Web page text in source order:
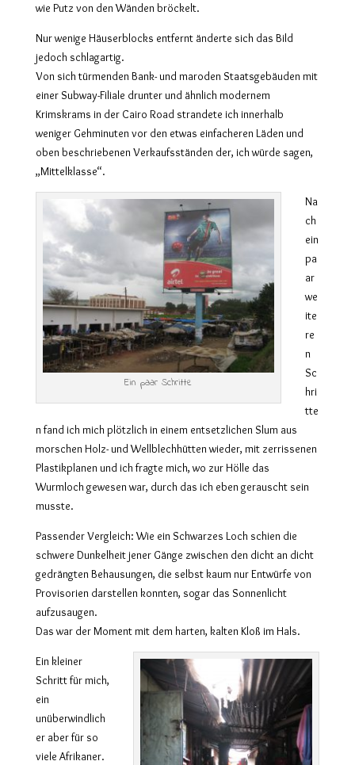
wie Putz von den Wänden bröckelt.
Nur wenige Häuserblocks entfernt änderte sich das Bild
jedoch schlagartig.
Von sich türmenden Bank- und maroden Staatsgebäuden mit
einer Subway-Filiale drunter und ähnlich modernem
Krimskrams in der Cairo Road strandete ich innerhalb
weniger Gehminuten vor den etwas einfacheren Läden und
oben beschriebenen Verkaufsständen der, ich würde sagen,
„Mittelklasse“.
Ein paar Schritte
Na
ch
ein
pa
ar
we
ite
re
n
Sc
hri
tte
n fand ich mich plötzlich in einem entsetzlichen Slum aus
morschen Holz- und Wellblechhütten wieder, mit zerrissenen
Plastikplanen und ich fragte mich, wo zur Hölle das
Wurmloch gewesen war, durch das ich eben gerauscht sein
musste.
Passender Vergleich: Wie ein Schwarzes Loch schien die
schwere Dunkelheit jener Gänge zwischen den dicht an dicht
gedrängten Behausungen, die selbst kaum nur Entwürfe von
Provisorien darstellen konnten, sogar das Sonnenlicht
aufzusaugen.
Das war der Moment mit dem harten, kalten Kloß im Hals.
Ein kleiner
Schritt für mich,
ein
unüberwindlich
er aber für so
viele Afrikaner.